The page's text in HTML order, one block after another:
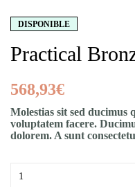
DISPONIBLE
Practical
568,93€
Molestias sit sed ducimus
voluptatem facere.
dolorem. A sunt